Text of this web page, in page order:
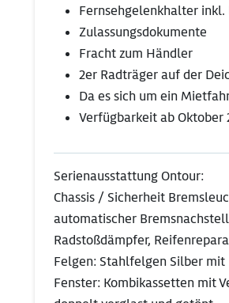
Fernsehgelenkhalter inkl.
Zulassungsdokumente
Fracht zum Händler
2er Radträger auf der
Da es sich um ein
Verfügbarkeit ab Oktober
Serienausstattung Ontour:
Chassis / Sicherheit
automatischer
Radstoßdämpfer,
Felgen: Stahlfelgen Silber mit
Fenster: Kombikassetten mit